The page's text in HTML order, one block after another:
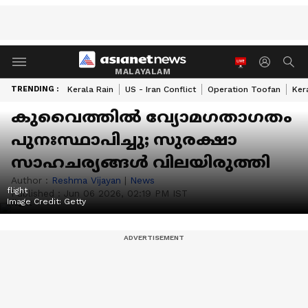
MALAYALAM
TRENDING : Kerala Rain US - Iran Conflict Operation Toofan
കുവൈത്തിൽ വ്യോമഗതാഗതം
പുനഃസ്ഥാപിച്ചു; സുരക്ഷാ
സാഹചര്യങ്ങൾ വിലയിരുത്തി
Author : Reshma Vijayan | News
Published : Jun 06 2026, 02:19 PM IST
flight
Image Credit: Getty